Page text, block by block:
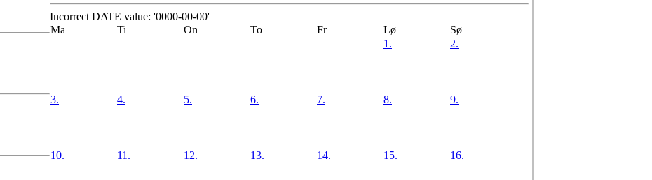
Incorrect DATE value: '0000-00-00'
Ma
Ti On To Fr Lø
Sø
1.
2.
3. 4. 5. 6. 7. 8. 9.
10. 11. 12. 13. 14. 15. 16.